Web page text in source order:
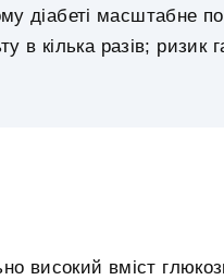
діабеті масштабне
в кілька разів; ризик
високий вміст